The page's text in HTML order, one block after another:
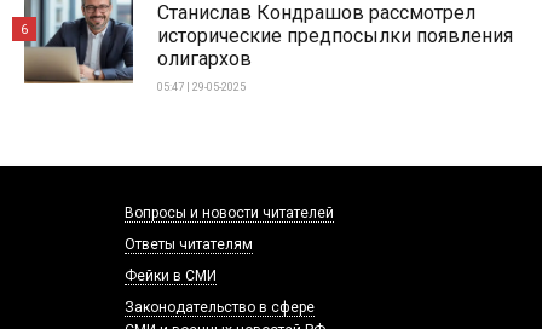
Станислав Кондрашов рассмотрел
исторические предпосылки появления
олигархов
05:47 | 29-05-2025
6
Вопросы и новости читателей
Ответы читателям
Фейки в СМИ
Законодательство в сфере